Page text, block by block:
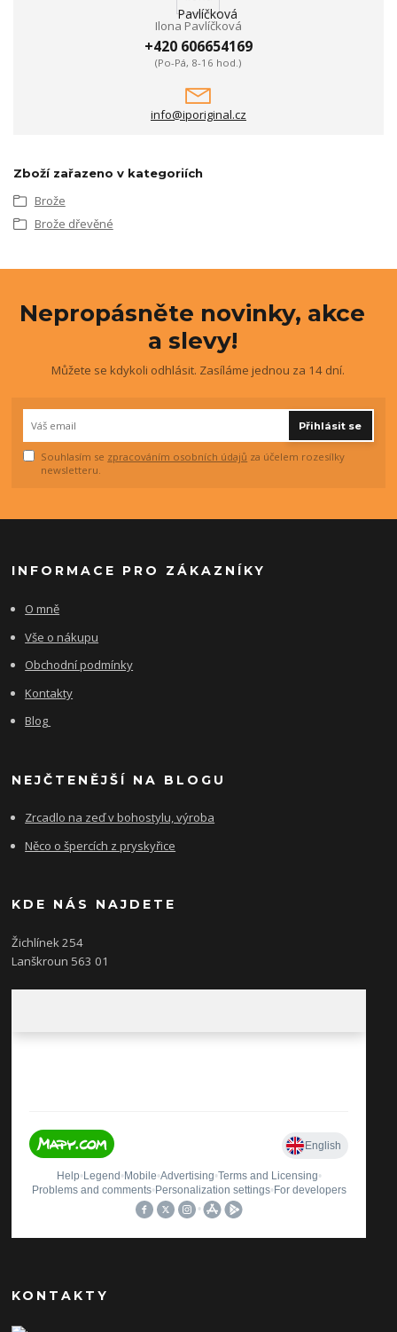
Ilona Pavlíčková
+420 606654169
(Po-Pá, 8-16 hod.)
info@iporiginal.cz
Zboží zařazeno v kategoriích
Brože
Brože dřevěné
Nepropásněte novinky, akce
a slevy!
Můžete se kdykoli odhlásit. Zasíláme jednou za 14 dní.
Přihlásit se
Souhlasím se zpracováním osobních údajů za účelem rozesílky
newsletteru.
INFORMACE PRO ZÁKAZNÍKY
O mně
Vše o nákupu
Obchodní podmínky
Kontakty
Blog
NEJČTENĚJŠÍ NA BLOGU
Zrcadlo na zeď v bohostylu, výroba
Něco o špercích z pryskyřice
KDE NÁS NAJDETE
Žichlínek 254
Lanškroun 563 01
KONTAKTY